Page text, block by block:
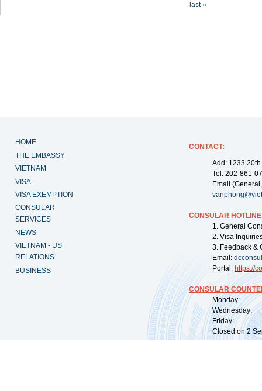
last »
HOME
THE EMBASSY
VIETNAM
VISA
VISA EXEMPTION
CONSULAR
SERVICES
NEWS
VIETNAM - US
RELATIONS
BUSINESS
CONTACT:
Add: 1233
Tel: 202-861-
Email
CONSULAR
1. General
2. Visa
3. Feedback &
Email:
Portal: https://
CONSULAR
Monday:
Wednesday:
Friday:
Closed on 2